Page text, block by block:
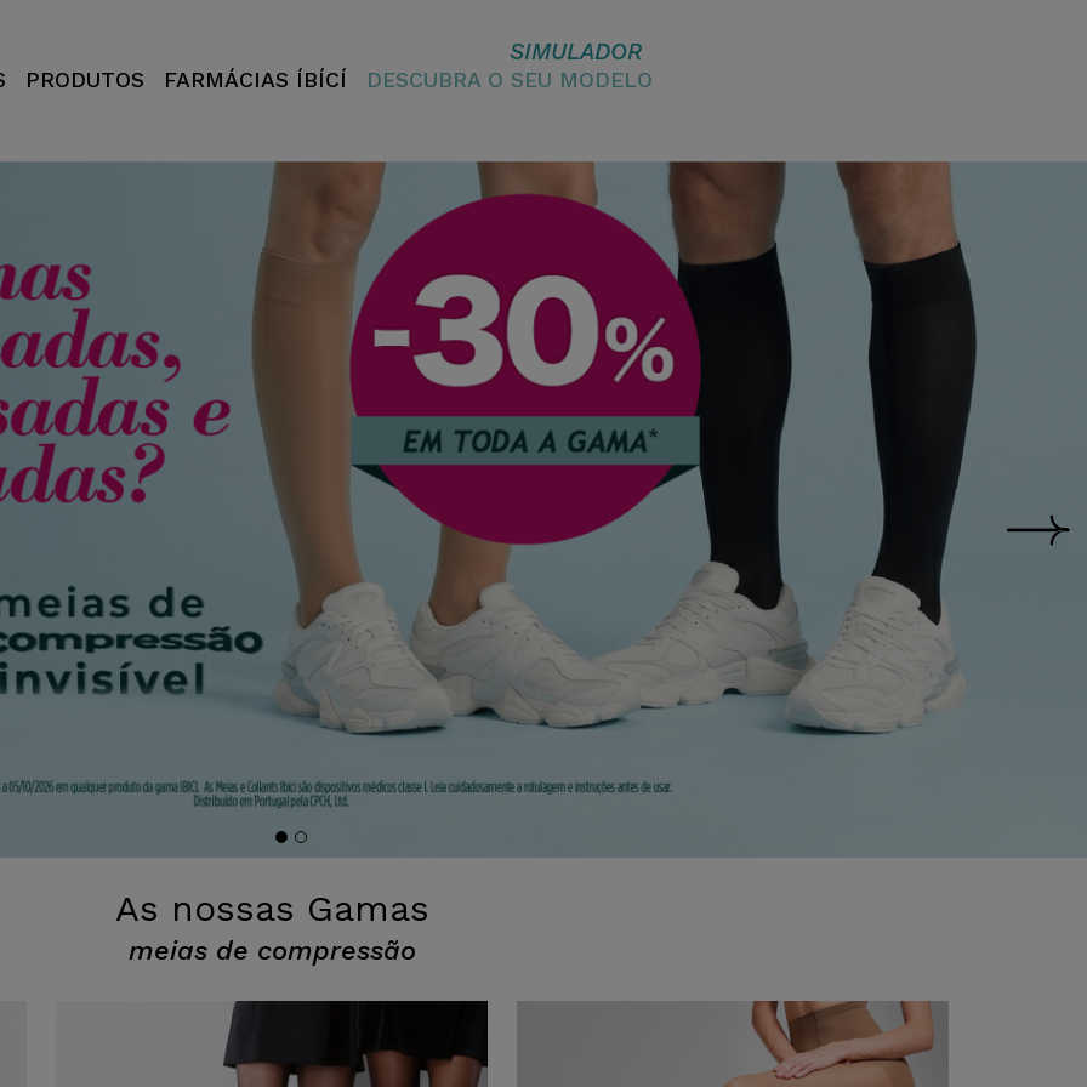
PRODUTOS FARMÁCIAS ÍBÍCÍ
SIMULADOR
DESCUBRA O SEU MODELO
As nossas Gamas
meias de compressão